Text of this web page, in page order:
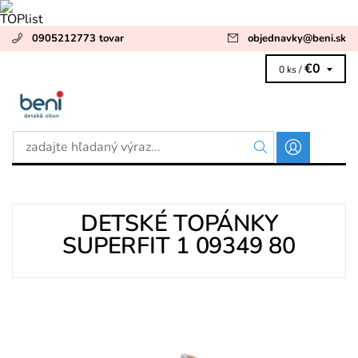
0905212773 tovar objednavky@beni.sk
0 ks / €0
DETSKÉ TOPÁNKY
SUPERFIT 1 09349 80